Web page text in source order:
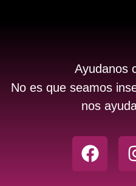
Ayudanos
No es que seamos
nos